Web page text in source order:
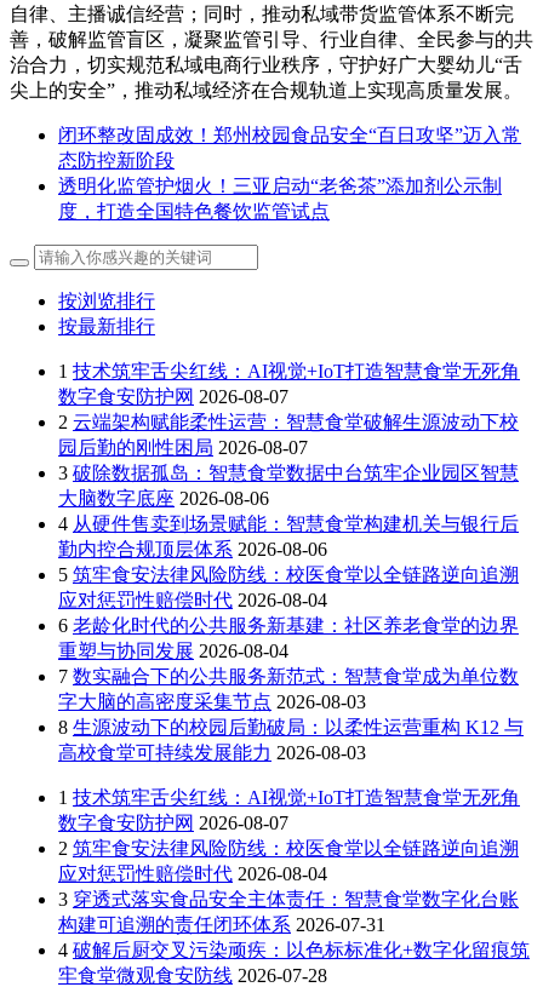
自律、主播诚信经营；同时，推动私域带货监管体系不断完
善，破解监管盲区，凝聚监管引导、行业自律、全民参与的共
治合力，切实规范私域电商行业秩序，守护好广大婴幼儿“舌
尖上的安全”，推动私域经济在合规轨道上实现高质量发展。
闭环整改固成效！郑州校园食品安全“百日攻坚”迈入常
态防控新阶段
透明化监管护烟火！三亚启动“老爸茶”添加剂公示制
度，打造全国特色餐饮监管试点
按浏览排行
按最新排行
1 技术筑牢舌尖红线：AI视觉+IoT打造智慧食堂无死角
数字食安防护网 2026-08-07
2 云端架构赋能柔性运营：智慧食堂破解生源波动下校
园后勤的刚性困局 2026-08-07
3 破除数据孤岛：智慧食堂数据中台筑牢企业园区智慧
大脑数字底座 2026-08-06
4 从硬件售卖到场景赋能：智慧食堂构建机关与银行后
勤内控合规顶层体系 2026-08-06
5 筑牢食安法律风险防线：校医食堂以全链路逆向追溯
应对惩罚性赔偿时代 2026-08-04
6 老龄化时代的公共服务新基建：社区养老食堂的边界
重塑与协同发展 2026-08-04
7 数实融合下的公共服务新范式：智慧食堂成为单位数
字大脑的高密度采集节点 2026-08-03
8 生源波动下的校园后勤破局：以柔性运营重构 K12 与
高校食堂可持续发展能力 2026-08-03
1 技术筑牢舌尖红线：AI视觉+IoT打造智慧食堂无死角
数字食安防护网 2026-08-07
2 筑牢食安法律风险防线：校医食堂以全链路逆向追溯
应对惩罚性赔偿时代 2026-08-04
3 穿透式落实食品安全主体责任：智慧食堂数字化台账
构建可追溯的责任闭环体系 2026-07-31
4 破解后厨交叉污染顽疾：以色标标准化+数字化留痕筑
牢食堂微观食安防线 2026-07-28